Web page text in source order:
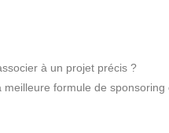
à un projet précis ?
formule de